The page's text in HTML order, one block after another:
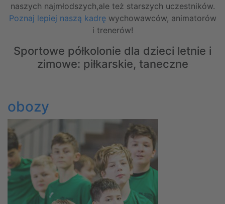
naszych najmłodszych,ale też starszych uczestników.
Poznaj lepiej naszą kadręwychowawców, animatorów
i trenerów!
Sportowe półkolonie dla dzieci letnie i
zimowe: piłkarskie, taneczne
obozy